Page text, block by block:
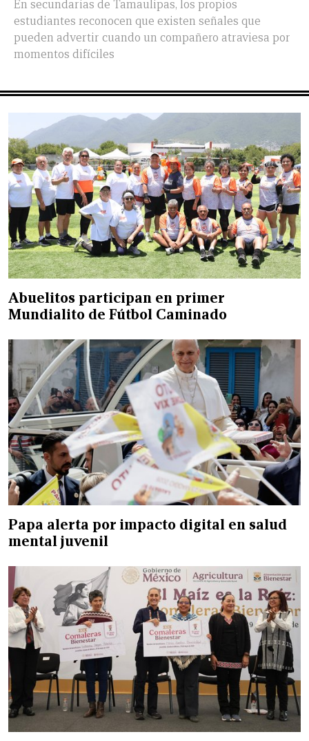
En secundarias de Tamaulipas, los propios
estudiantes reconocen que existen señales que
pueden advertir cuando un compañero atraviesa por
momentos difíciles
Abuelitos participan en primer
Mundialito de Fútbol Caminado
Papa alerta por impacto digital en salud
mental juvenil